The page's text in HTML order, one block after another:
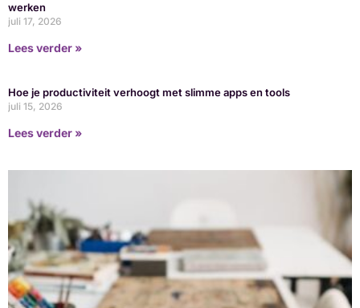
werken
juli 17, 2026
Lees verder »
Hoe je productiviteit verhoogt met slimme apps en tools
juli 15, 2026
Lees verder »